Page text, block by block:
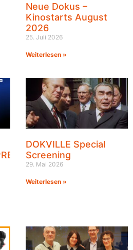
Neue Dokus –
Kinostarts August
2026
25. Juli 2026
Weiterlesen »
DOKVILLE Special
Screening
29. Mai 2026
Weiterlesen »